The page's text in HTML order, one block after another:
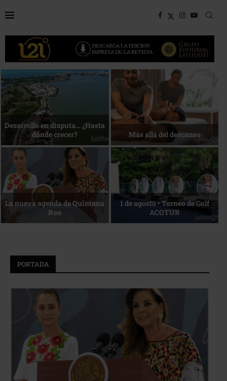
Bottega, un viaje servido a la
mesa
Energía que Impulsa la
competitividad
Reconocimiento de viajeros La esencia del servicio
PORTADA